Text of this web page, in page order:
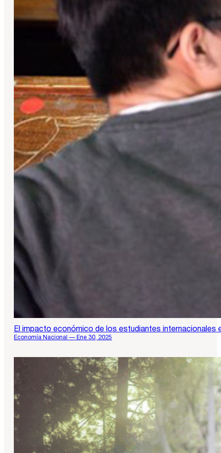
El impacto económico de los estudiantes internacionales
Economía Nacional — Ene 30, 2025